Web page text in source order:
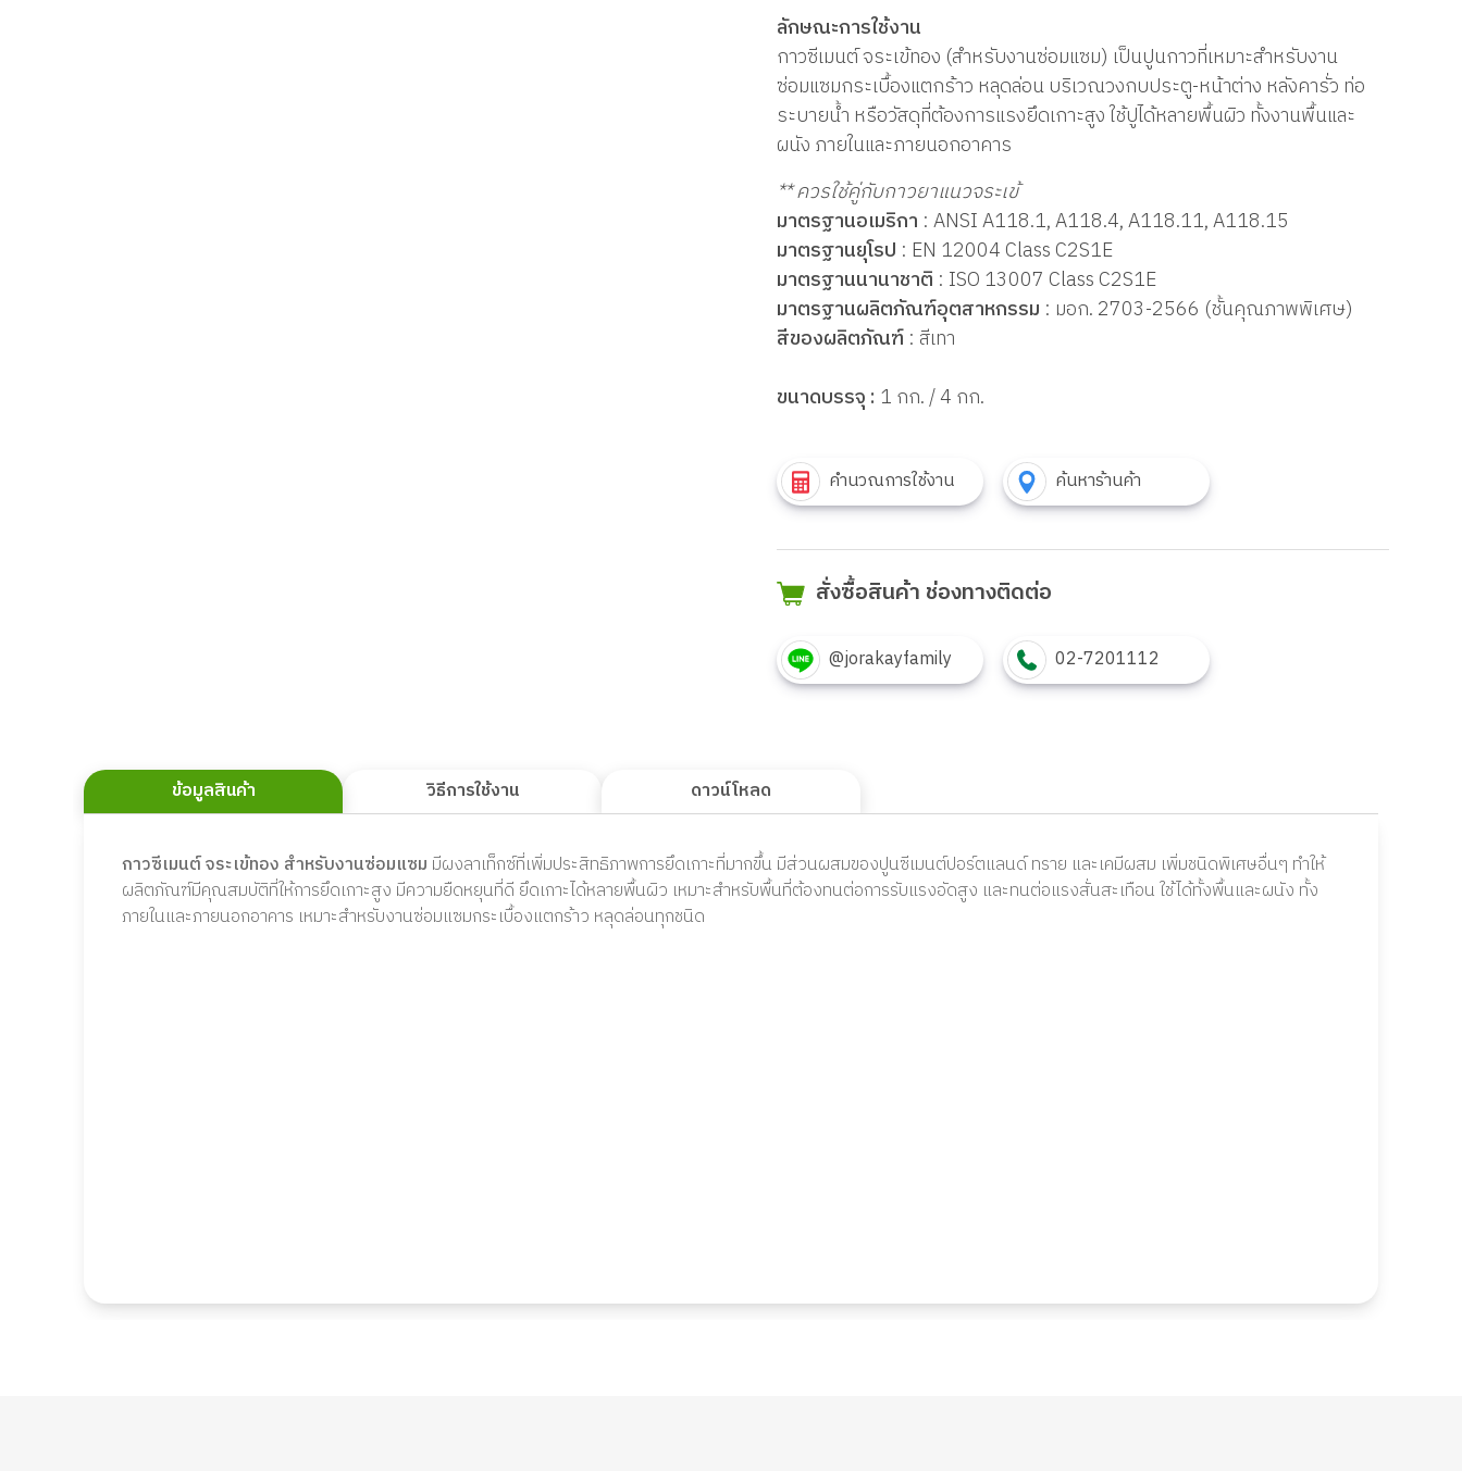
ลักษณะการใช้งาน
กาวซีเมนต์ จระเข้ทอง (สำหรับงานซ่อมแซม) เป็นปูนกาวที่เหมาะสำหรับงาน
ซ่อมแซมกระเบื้องแตกร้าว หลุดล่อน บริเวณวงกบประตู-หน้าต่าง หลังคารั่ว ท่อ
ระบายน้ำ หรือวัสดุที่ต้องการแรงยึดเกาะสูง ใช้ปูได้หลายพื้นผิว ทั้งงานพื้นและ
ผนัง ภายในและภายนอกอาคาร
** ควรใช้คู่กับกาวยาแนวจระเข้
มาตรฐานอเมริกา : ANSI A118.1, A118.4, A118.11, A118.15
มาตรฐานยุโรป : EN 12004 Class C2S1E
มาตรฐานนานาชาติ : ISO 13007 Class C2S1E
มาตรฐานผลิตภัณฑ์อุตสาหกรรม : มอก. 2703-2566 (ชั้นคุณภาพพิเศษ)
สีของผลิตภัณฑ์ : สีเทา
ขนาดบรรจุ : 1 กก. / 4 กก.
คำนวณการใช้งาน ค้นหาร้านค้า
สั่งซื้อสินค้า ช่องทางติดต่อ
@jorakayfamily 02-7201112
ข้อมูลสินค้า วิธีการใช้งาน ดาวน์โหลด
กาวซีเมนต์ จระเข้ทอง สำหรับงานซ่อมแซม มีผงลาเท็กซ์ที่เพิ่มประสิทธิภาพการยึดเกาะที่มากขึ้น มีส่วนผสมของปูนซีเมนต์ปอร์ตแลนด์ ทราย และเคมีผสม เพิ่มชนิดพิเศษอื่นๆ ทำให้
ผลิตภัณฑ์มีคุณสมบัติที่ให้การยึดเกาะสูง มีความยืดหยุนที่ดี ยึดเกาะได้หลายพื้นผิว เหมาะสำหรับพื้นที่ต้องทนต่อการรับแรงอัดสูง และทนต่อแรงสั่นสะเทือน ใช้ได้ทั้งพื้นและผนัง ทั้ง
ภายในและภายนอกอาคาร เหมาะสำหรับงานซ่อมแซมกระเบื้องแตกร้าว หลุดล่อนทุกชนิด